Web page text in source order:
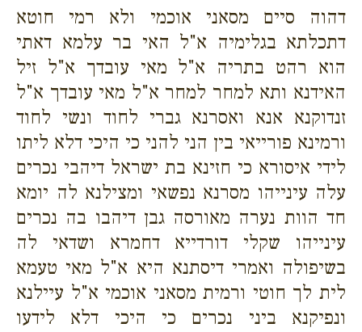
דהוה סיים מסאני אוכמי ולא רמי חוטא
דתכלתא בגלימיה א"ל האי בר עלמא דאתי
הוא רהט בתריה א"ל מאי עובדך א"ל זיל
האידנא ותא למחר למחר א"ל מאי עובדך א"ל
זנדוקנא אנא ואסרנא גברי לחוד ונשי לחוד
ורמינא פורייאי בין הני להני כי היכי דלא ליתו
לידי איסורא כי חזינא בת ישראל דיהבי נכרים
עלה עינייהו מסרנא נפשאי ומצילנא לה יומא
חד הוות נערה מאורסה גבן דיהבו בה נכרים
עינייהו שקלי דורדייא דחמרא ושדאי לה
בשיפולה ואמרי דיסתנא היא א"ל מאי טעמא
לית לך חוטי ורמית מסאני אוכמי א"ל עיילנא
ונפיקנא ביני נכרים כי היכי דלא לידעו